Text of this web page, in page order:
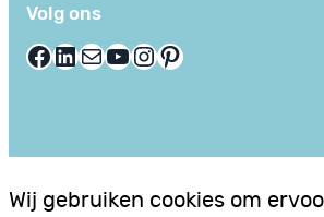
Volg ons
Facebook LinkedIn E-mail YouTube InstagramPinterest
Wij gebruiken cookies om